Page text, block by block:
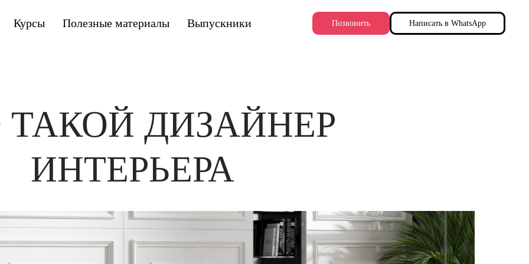
Курсы Полезные материалы Выпускники Позвонить Написать в WhatsApp
ТАКОЙ ДИЗАЙНЕР
ИНТЕРЬЕРА